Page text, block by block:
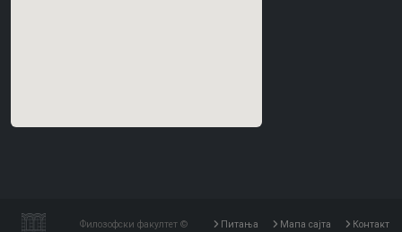
Филозофски факултет © Питања Мапа сајта Контакт